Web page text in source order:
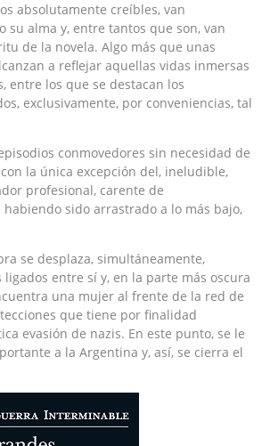
absolutamente creíbles, van
su alma y, entre tantos que son, van
de la novela. Algo más que unas
a reflejar aquellas vidas inmersas
entre los que se destacan los
exclusivamente, por conveniencias, tal
conmovedores sin necesidad de
la única excepción del, ineludible,
profesional, carente de
sido arrastrado a lo más bajo,
se desplaza, simultáneamente,
entre sí y, en la parte más oscura
una mujer al frente de la red de
que tiene por finalidad
evasión de nazis. En este punto, se le
a la Argentina y, así, se cierra el